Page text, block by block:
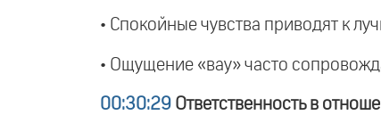
• Спокойные чувства приводят к
• Ощущение «вау» часто
00:30:29 Ответственность в